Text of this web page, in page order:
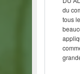
du
tous